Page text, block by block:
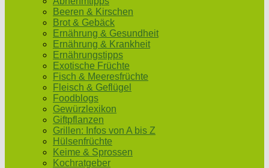
Beeren & Kirschen
Brot & Gebäck
Ernährung & Gesundheit
Ernährung & Krankheit
Ernährungstipps
Exotische Früchte
Fisch & Meeresfrüchte
Fleisch & Geflügel
Foodblogs
Gewürzlexikon
Giftpflanzen
Grillen: Infos von A bis Z
Hülsenfrüchte
Keime & Sprossen
Kochratgeber